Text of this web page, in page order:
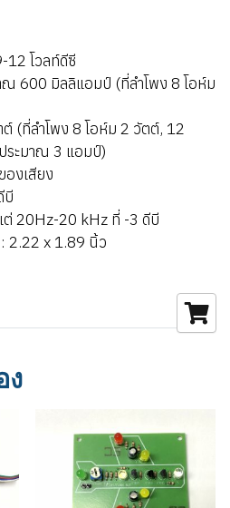
12 โวลท์ดีซี
ณ 600 มิลลิแอมป์ (ที่ลำโพง 8 โอห์ม
(ที่ลำโพง 8 โอห์ม 2 วัตต์, 12
ระมาณ 3 แอมป์)
องเสียง
บี
20Hz-20 kHz ที่ -3 ดีบี
2.22 x 1.89 นิ้ว
ง